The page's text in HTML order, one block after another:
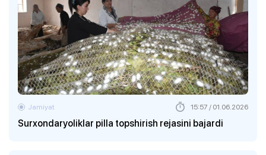
Surxondaryoliklar pilla topshirish rejasini bajardi
Jamiyat 15:57 / 01.06.2026